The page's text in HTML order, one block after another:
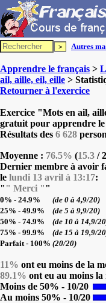
Autres
Apprendre le français >
ail, aille, eil, eille >
Retourner à l'exercice
Exercice "Mots en ail,
gratuit pour apprendre
Résultats des 6 628
Moyenne : 76.5% (15.3 /
Dernier membre à avoir
le lundi 13 avril à 13:17:
" " Merci ""
0% - 24.9% (de 0 à 4,9/20)
25% - 49.9% (de 5 à 9,9/20)
50% - 74.9% (de 10 à 14,9/
75% - 99.9% (de 15 à 19,9/
Parfait - 100% (20/20)
11% ont eu moins de la
89.1% ont eu au moins la
Moins de 50% - 10/20
Au moins 50% - 10/20